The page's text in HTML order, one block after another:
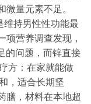
量元素不足。
维持男性性功能最
项营养调查发现，
的问题，而锌直接
方：在家就能做
，适合长期坚
膳，材料在本地超